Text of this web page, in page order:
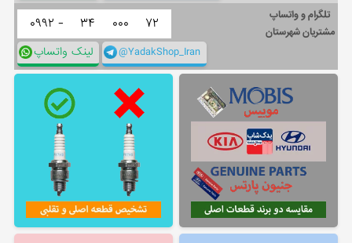
تلگرام و واتساپ
مشتریان شهرستان
۰۹۹۲ - ۳۴ ۰۰۰ ۷۲
لینک واتساپ @YadakShop_Iran